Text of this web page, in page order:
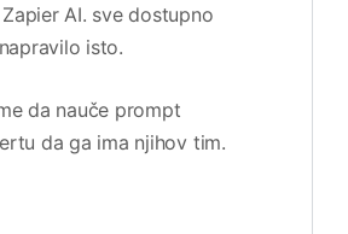
AI. sve dostupno
isto.
da nauče prompt
da ga ima njihov tim.